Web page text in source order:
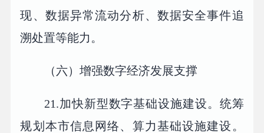
现、数据异常流动分析、数据安全事件追
溯处置等能力。
（六）增强数字经济发展支撑
21.加快新型数字基础设施建设。统筹
规划本市信息网络、算力基础设施建设。